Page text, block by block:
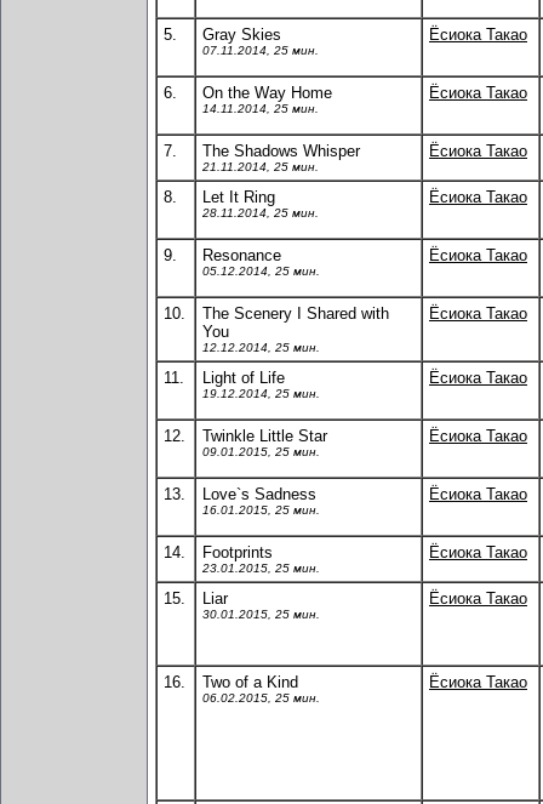
5. Gray Skies
07.11.2014, 25 мин.
Ёсиока Такао
6. On the Way Home
14.11.2014, 25 мин.
Ёсиока Такао
7. The Shadows Whisper
21.11.2014, 25 мин.
Ёсиока Такао
8. Let It Ring
28.11.2014, 25 мин.
Ёсиока Такао
9. Resonance
05.12.2014, 25 мин.
Ёсиока Такао
10.
The Scenery I Shared with
You
12.12.2014, 25 мин.
Ёсиока Такао
11. Light of Life
19.12.2014, 25 мин.
Ёсиока Такао
12. Twinkle Little Star
09.01.2015, 25 мин.
Ёсиока Такао
13. Love`s Sadness
16.01.2015, 25 мин.
Ёсиока Такао
14. Footprints
23.01.2015, 25 мин.
Ёсиока Такао
15. Liar
30.01.2015, 25 мин.
Ёсиока Такао
16. Two of a Kind
06.02.2015, 25 мин.
Ёсиока Такао